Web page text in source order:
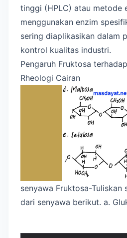
tinggi (HPLC) atau metode
menggunakan enzim
sering diaplikasikan dalam
kontrol kualitas industri.
Pengaruh Fruktosa
Rheologi Cairan
senyawa Fruktosa-
dari senyawa berikut. a.